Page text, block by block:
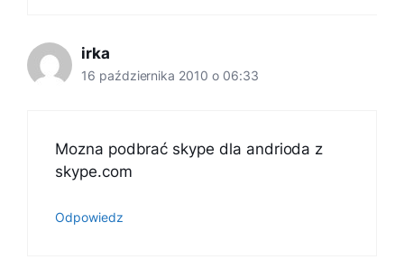
irka
16 października 2010 o 06:33
Mozna podbrać skype dla andrioda z
skype.com
Odpowiedz